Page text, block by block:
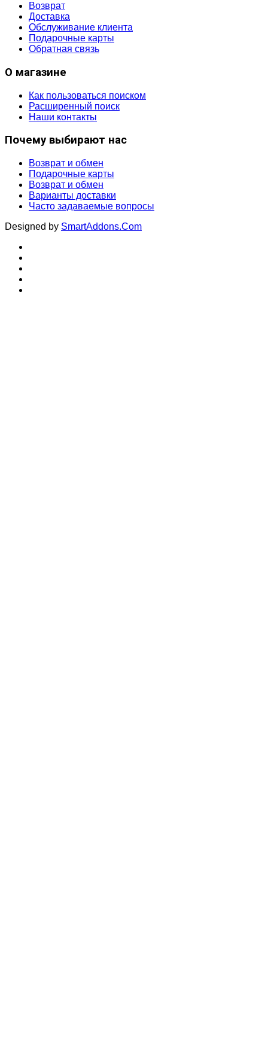
Возврат
Доставка
Обслуживание клиента
Подарочные карты
Обратная связь
О магазине
Как пользоваться поиском
Расширенный поиск
Наши контакты
Почему выбирают нас
Возврат и обмен
Подарочные карты
Возврат и обмен
Варианты доставки
Часто задаваемые вопросы
Designed by SmartAddons.Com